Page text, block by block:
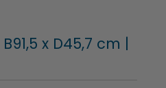
x D45,7 cm |